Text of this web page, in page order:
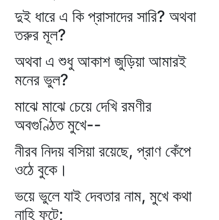
দুই ধারে এ কি প্রাসাদের সারি? অথবা
তরুর মূল?
অথবা এ শুধু আকাশ জুড়িয়া আমারই
মনের ভুল?
মাঝে মাঝে চেয়ে দেখি রমণীর
অবগুণ্ঠিত মুখে--
নীরব নিদয় বসিয়া রয়েছে, প্রাণ কেঁপে
ওঠে বুকে।
ভয়ে ভুলে যাই দেবতার নাম, মুখে কথা
নাহি ফুটে;